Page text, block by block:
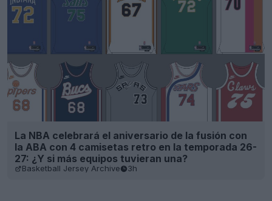
La NBA celebrará el aniversario de la fusión con
la ABA con 4 camisetas retro en la temporada 26-
27: ¿Y si más equipos tuvieran una?
Basketball Jersey Archive 3h